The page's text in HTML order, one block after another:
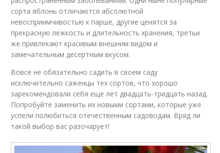
сорта яблонь отличаются абсолютной
невосприимчивостью к парше, другие ценятся за
прекрасную лежкость и длительность хранения, третьи
же привлекают красивым внешним видом и
замечательным десертным вкусом.
Вовсе не обязательно садить в своем саду
исключительно саженцы тех сортов, что хорошо
зарекомендовали себя еще лет двадцать-тридцать назад.
Попробуйте заменить их новыми сортами, которые уже
успели полюбиться отечественным садоводам. Вряд ли
такой выбор вас разочарует!